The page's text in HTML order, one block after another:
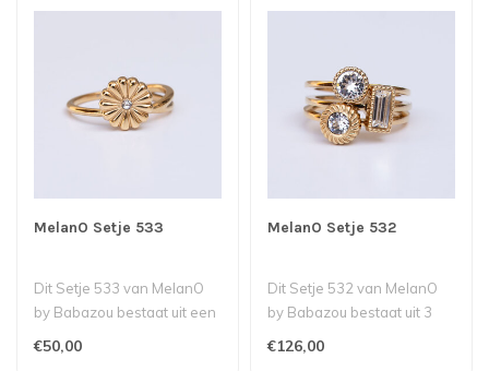
MelanO Setje 533
Dit Setje 533 van MelanO
by Babazou bestaat uit een
Thora ring met een Daisy
€50,00
MelanO Setje 532
Dit Setje 532 van MelanO
by Babazou bestaat uit 3
petite ringen met een Bali
€126,00